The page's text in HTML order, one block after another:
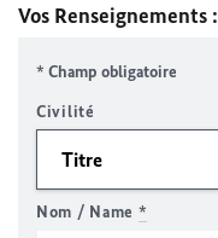
Vos Renseignements :
* Champ obligatoire
Civilité
Nom / Name *